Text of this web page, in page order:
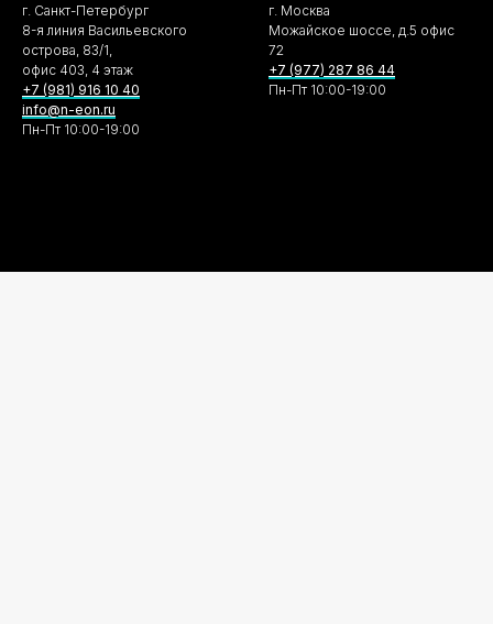
г. Санкт-Петербург
8-я линия Васильевского
острова, 83/1,
офис 403, 4 этаж
+7 (981) 916 10 40
info@n-eon.ru
Пн-Пт 10:00-19:00
г. Москва
Можайское шоссе, д.5 офис
72
+7 (977) 287 86 44
Пн-Пт 10:00-19:00